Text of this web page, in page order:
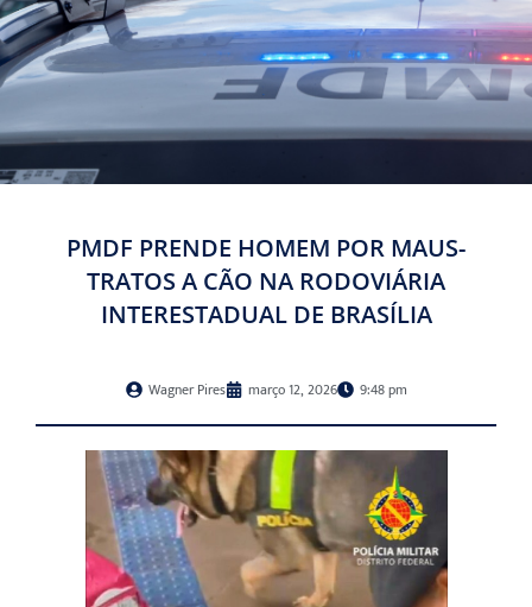
PMDF PRENDE HOMEM POR MAUS-
TRATOS A CÃO NA RODOVIÁRIA
INTERESTADUAL DE BRASÍLIA
Wagner Pires março 12, 2026 9:48 pm